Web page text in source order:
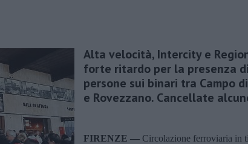
Alta velocità, Intercity e
forte ritardo per la presenza di
persone sui binari tra Campo
e Rovezzano. Cancellate
FIRENZE — Circolazione ferroviaria in